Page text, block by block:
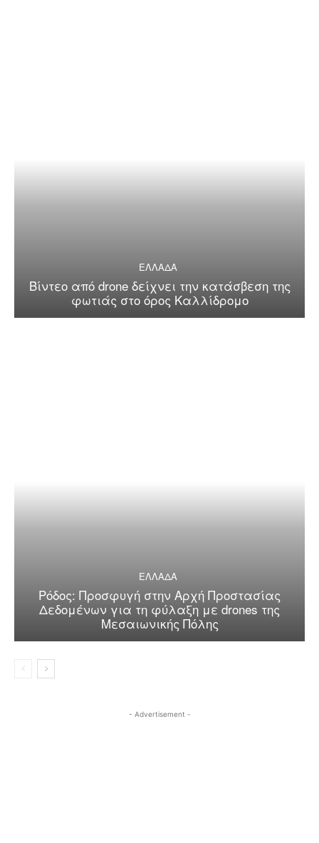
ΕΛΛΑΔΑ
Βίντεο από drone δείχνει την κατάσβεση της
φωτιάς στο όρος Καλλίδρομο
ΕΛΛΑΔΑ
Ρόδος: Προσφυγή στην Αρχή Προστασίας
Δεδομένων για τη φύλαξη με drones της
Μεσαιωνικής Πόλης
- Advertisement -